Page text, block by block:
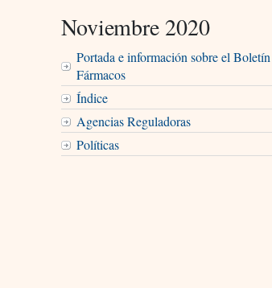
Noviembre 2020
Portada e información sobre el Boletín
Fármacos
Índice
Agencias Reguladoras
Políticas